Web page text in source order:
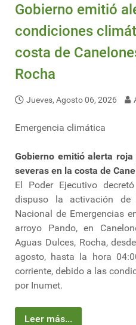
Gobierno emitió
condiciones
costa de
Rocha
Jueves, Agosto 06, 2026
Emergencia climática
Gobierno emitió alerta
severas en la costa de
El Poder Ejecutivo
dispuso la activación
Nacional de Emergencias
arroyo Pando, en
Aguas Dulces, Rocha,
agosto, hasta la hora
corriente, debido a las
por Inumet.
Leer más...